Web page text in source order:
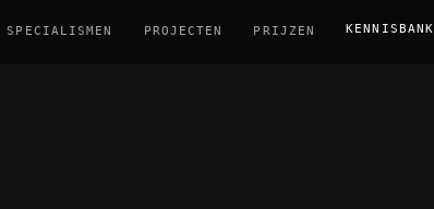
SPECIALISMEN PROJECTEN PRIJZEN KENNISBANK